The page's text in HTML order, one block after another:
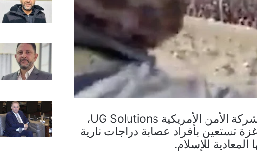
كشفت هيئة الإذاعة البريطانية “بي بي سي” عن أن شركة الأمن الأمريكية UG Solutions،
تستعين بأفراد عصابة دراجات نارية